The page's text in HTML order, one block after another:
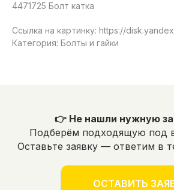
4471725 Болт катка
Ссылка на картинку: https://
Категория: Болты и гайки
👉 Не нашли нужную
Подберём подходящую под
Оставьте заявку — ответим в
ОСТАВИТЬ